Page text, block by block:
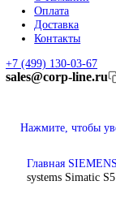
CMM
DUNGS
SMW
DEUBLIN